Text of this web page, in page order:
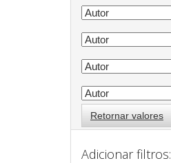
Retornar valores
Adicionar filtros: